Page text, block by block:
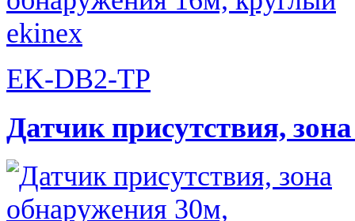
EK-DB2-TP
Датчик присутствия,